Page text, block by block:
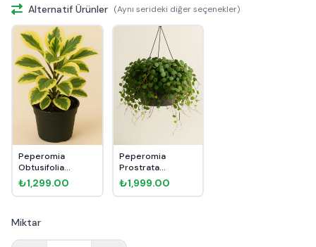
Alternatif Ürünler (Aynı serideki diğer seçenekler)
Peperomia
Obtusifolia
Albomarginata
₺1,299.00
Peperomia
Prostrata
Pepperspot
₺1,999.00
Miktar